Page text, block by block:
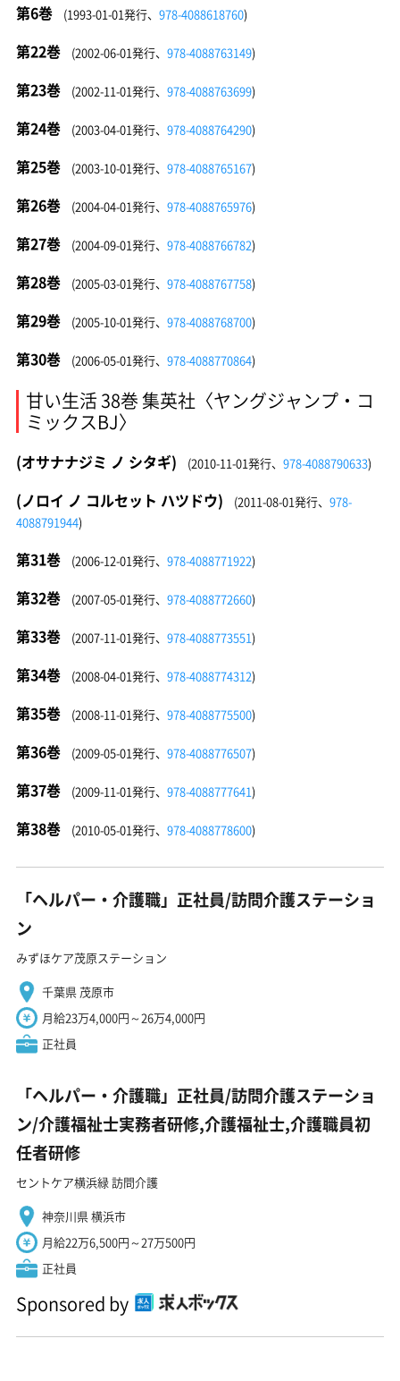
第6巻 (1993-01-01発行、 978-4088618760)
第22巻 (2002-06-01発行、 978-4088763149)
第23巻 (2002-11-01発行、 978-4088763699)
第24巻 (2003-04-01発行、 978-4088764290)
第25巻 (2003-10-01発行、 978-4088765167)
第26巻 (2004-04-01発行、 978-4088765976)
第27巻 (2004-09-01発行、 978-4088766782)
第28巻 (2005-03-01発行、 978-4088767758)
第29巻 (2005-10-01発行、 978-4088768700)
第30巻 (2006-05-01発行、 978-4088770864)
甘い生活 38巻 集英社〈ヤングジャンプ・コ
ミックスBJ〉
(オサナナジミ ノ シタギ) (2010-11-01発行、 978-4088790633)
(ノロイ ノ コルセット ハツドウ) (2011-08-01発行、 978-
4088791944)
第31巻 (2006-12-01発行、 978-4088771922)
第32巻 (2007-05-01発行、 978-4088772660)
第33巻 (2007-11-01発行、 978-4088773551)
第34巻 (2008-04-01発行、 978-4088774312)
第35巻 (2008-11-01発行、 978-4088775500)
第36巻 (2009-05-01発行、 978-4088776507)
第37巻 (2009-11-01発行、 978-4088777641)
第38巻 (2010-05-01発行、 978-4088778600)
「ヘルパー・介護職」正社員/訪問介護ステーショ
ン
みずほケア茂原ステーション
千葉県 茂原市
月給23万4,000円～26万4,000円
正社員
「ヘルパー・介護職」正社員/訪問介護ステーショ
ン/介護福祉士実務者研修,介護福祉士,介護職員初
任者研修
セントケア横浜緑 訪問介護
神奈川県 横浜市
月給22万6,500円～27万500円
正社員
Sponsored by